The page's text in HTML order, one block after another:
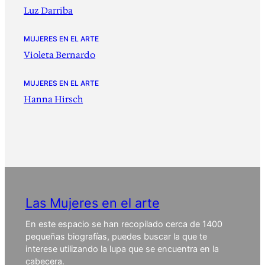
Luz Darriba
MUJERES EN EL ARTE
Violeta Bernardo
MUJERES EN EL ARTE
Hanna Hirsch
Las Mujeres en el arte
En este espacio se han recopilado cerca de 1400
pequeñas biografías, puedes buscar la que te
interese utilizando la lupa que se encuentra en la
cabecera.